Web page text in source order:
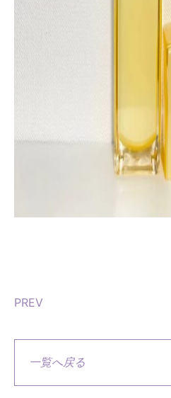
PREV
一覧へ戻る